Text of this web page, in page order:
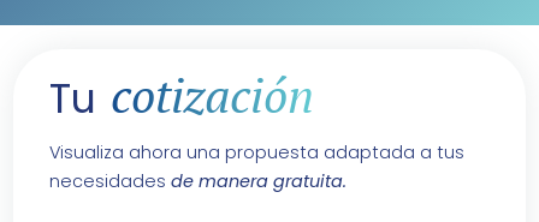
Tu cotización
Visualiza ahora una propuesta adaptada a tus
necesidades de manera gratuita.